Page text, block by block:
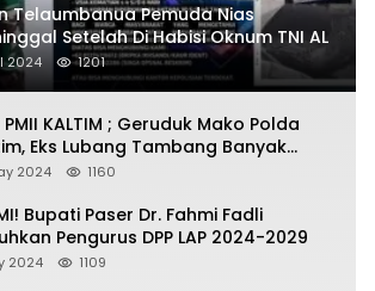
Telaumbanua Pemuda Nias
Setelah Di Habisi Oknum TNI AL
2024 1201
PMII KALTIM ; Geruduk Mako Polda
Eks Lubang Tambang Banyak
Korban
2024 1160
Bupati Paser Dr. Fahmi Fadli
Pengurus DPP LAP 2024-2029
2024 1109